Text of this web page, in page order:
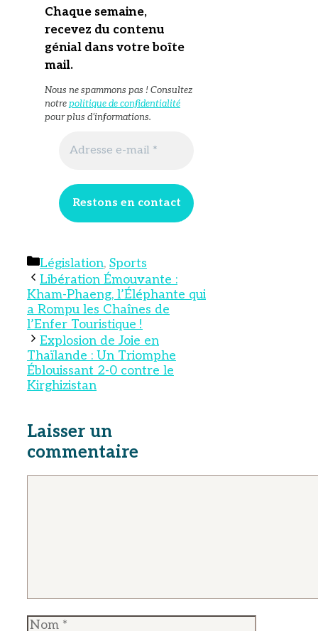
Chaque semaine,
recevez du contenu
génial dans votre boîte
mail.
Nous ne spammons pas ! Consultez
notrepolitique de confidentialité
pour plus d’informations.
Catégories
Législation, Sports
Libération Émouvante :
Kham-Phaeng, l’Éléphante qui
a Rompu les Chaînes de
l’Enfer Touristique !
Explosion de Joie en
Thaïlande : Un Triomphe
Éblouissant 2-0 contre le
Kirghizistan
Laisser un
commentaire
Nom